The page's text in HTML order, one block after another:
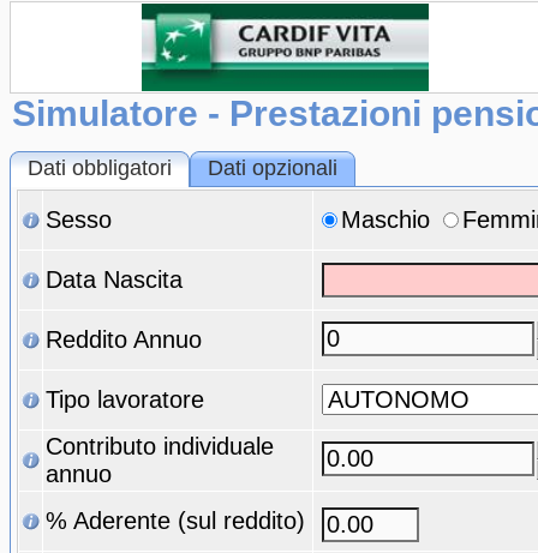
Simulatore - Prestazioni
Dati obbligatori Dati opzionali
Sesso Maschio
Data Nascita
Reddito Annuo
Tipo lavoratore
Contributo individuale
annuo
% Aderente (sul reddito)